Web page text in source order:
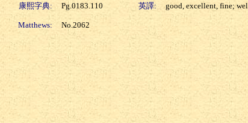
康熙字典: Pg.0183.110 英譯: good, excellent, fine;
Matthews: No.2062